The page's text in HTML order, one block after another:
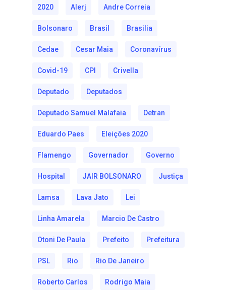
2020 Alerj Andre Correia
Bolsonaro Brasil Brasilia
Cedae Cesar Maia Coronavírus
Covid-19 CPI Crivella
Deputado Deputados
Deputado Samuel Malafaia Detran
Eduardo Paes Eleições 2020
Flamengo Governador Governo
Hospital JAIR BOLSONARO Justiça
Lamsa Lava Jato Lei
Linha Amarela Marcio De Castro
Otoni De Paula Prefeito Prefeitura
PSL Rio Rio De Janeiro
Roberto Carlos Rodrigo Maia